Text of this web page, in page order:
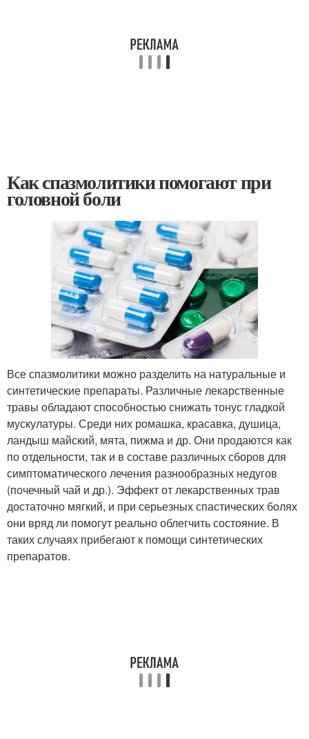
Как спазмолитики помогают при
головной боли
Все спазмолитики можно разделить на натуральные и
синтетические препараты. Различные лекарственные
травы обладают способностью снижать тонус гладкой
мускулатуры. Среди них ромашка, красавка, душица,
ландыш майский, мята, пижма и др. Они продаются как
по отдельности, так и в составе различных сборов для
симптоматического лечения разнообразных недугов
(почечный чай и др.). Эффект от лекарственных трав
достаточно мягкий, и при серьезных спастических болях
они вряд ли помогут реально облегчить состояние. В
таких случаях прибегают к помощи синтетических
препаратов.